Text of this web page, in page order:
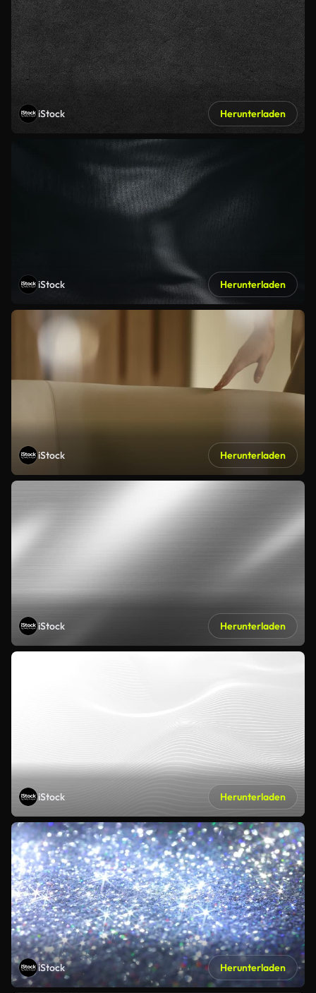
iStock Herunterladen
iStock Herunterladen
iStock Herunterladen
iStock Herunterladen
iStock Herunterladen
iStock Herunterladen